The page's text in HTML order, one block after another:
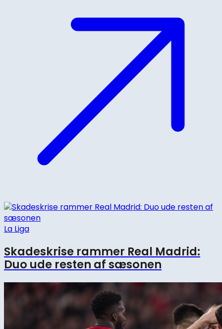
La Liga
Skadeskrise rammer Real Madrid:
Duo ude resten af sæsonen